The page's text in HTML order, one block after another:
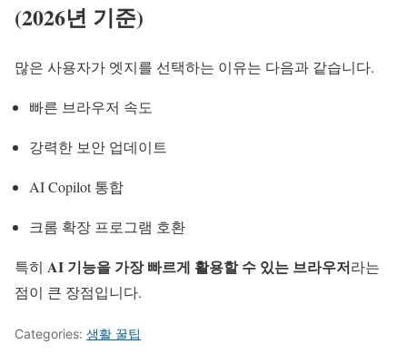
(2026년 기준)
많은 사용자가 엣지를 선택하는 이유는 다음과 같습니다.
빠른 브라우저 속도
강력한 보안 업데이트
AI Copilot 통합
크롬 확장 프로그램 호환
특히 AI 기능을 가장 빠르게 활용할 수 있는 브라우저라는
점이 큰 장점입니다.
Categories: 생활 꿀팁